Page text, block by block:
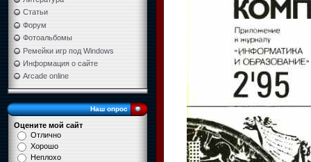
Статьи
Форум
Фотоальбомы
Ремейки игр под Windows
Информация о сайте
Arcade online
Наш опрос
Оцените мой сайт
Отлично
Хорошо
Неплохо